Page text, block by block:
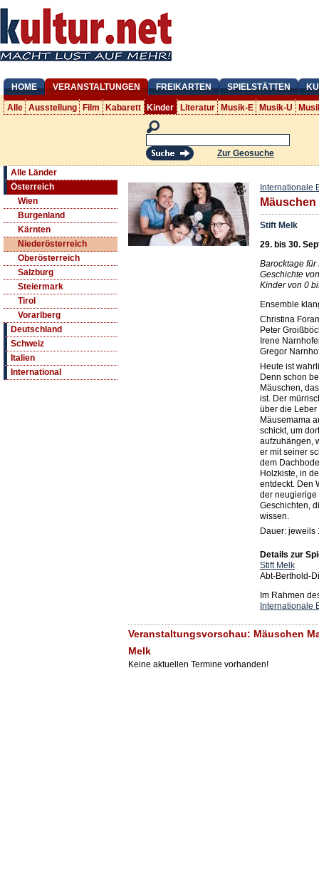
HOME VERANSTALTUNGEN FREIKARTEN SPIELSTÄTTEN
Alle Ausstellung Film Kabarett Kinder Literatur Musik-E Musik-U
Zur Geosuche
Alle Länder
Österreich
Wien
Burgenland
Kärnten
Niederösterreich
Oberösterreich
Salzburg
Steiermark
Tirol
Vorarlberg
Deutschland
Schweiz
Italien
International
Internationale
Stift Melk
29. bis 30.
Barocktage
Geschichte
Kinder von 0
Ensemble
Christina
Peter
Irene
Gregor
Heute ist
Denn schon
Mäuschen,
ist. Der
über die
Mäusemama
schickt, um
aufzuhängen,
er mit seiner
dem
Holzkiste, in
entdeckt. Den
der
Geschichten,
wissen.
Dauer: jeweils
Details zur
Stift Melk
Abt-Berthold-
Im Rahmen
Internationale
Veranstaltungsvorschau: Mäuschen
Melk
Keine aktuellen Termine vorhanden!